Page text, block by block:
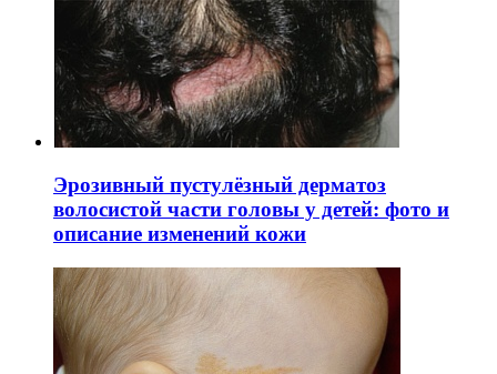
Эрозивный пустулёзный дерматоз
волосистой части головы у детей: фото и
описание изменений кожи